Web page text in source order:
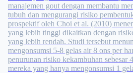
manajemen gout dengan membantu
tubuh dan mengurangi risiko
prospektif oleh Choi et al. (2010)
yang lebih tinggi dikaitkan dengan
yang lebih rendah. Studi tersebut
mengonsumsi 5-8 gelas air 8 ons per
penurunan risiko kekambuhan sebesar
mereka yang hanya mengonsumsi 1